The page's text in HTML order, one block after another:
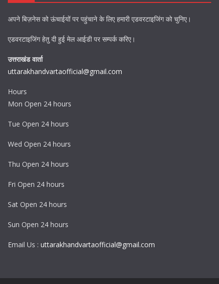
अपने बिज़नेस को ऊंचाईयों पर पहुंचाने के लिए हमारी एडवरटाइजिंग को चुनिए।
एडवरटाइजिंग हेतु दी हुई मेल आईडी पर सम्पर्क करिए।
उत्तराखंड वार्ता
uttarakhandvartaofficial@gmail.com
Hours
Mon Open 24 hours
Tue Open 24 hours
Wed Open 24 hours
Thu Open 24 hours
Fri Open 24 hours
Sat Open 24 hours
Sun Open 24 hours
Email Us : uttarakhandvartaofficial@gmail.com